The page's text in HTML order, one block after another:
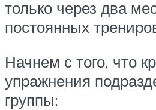
только через два
постоянных
Начнем с того, что
упражнения
группы: